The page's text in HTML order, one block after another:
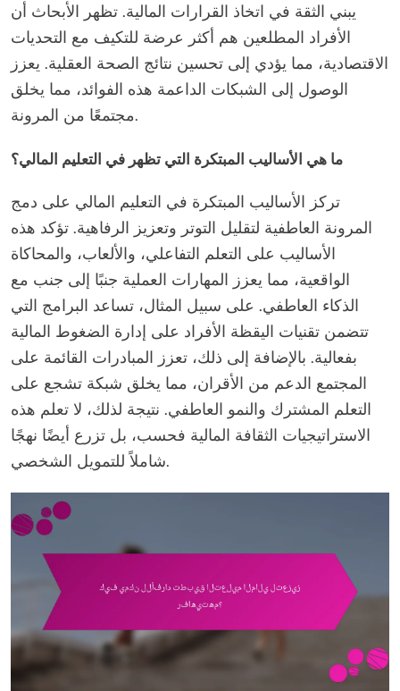
يبني الثقة في اتخاذ القرارات المالية. تظهر الأبحاث أن
الأفراد المطلعين هم أكثر عرضة للتكيف مع التحديات
الاقتصادية، مما يؤدي إلى تحسين نتائج الصحة العقلية. يعزز
الوصول إلى الشبكات الداعمة هذه الفوائد، مما يخلق
مجتمعًا من المرونة.
ما هي الأساليب المبتكرة التي تظهر في التعليم المالي؟
تركز الأساليب المبتكرة في التعليم المالي على دمج
المرونة العاطفية لتقليل التوتر وتعزيز الرفاهية. تؤكد هذه
الأساليب على التعلم التفاعلي، والألعاب، والمحاكاة
الواقعية، مما يعزز المهارات العملية جنبًا إلى جنب مع
الذكاء العاطفي. على سبيل المثال، تساعد البرامج التي
تتضمن تقنيات اليقظة الأفراد على إدارة الضغوط المالية
بفعالية. بالإضافة إلى ذلك، تعزز المبادرات القائمة على
المجتمع الدعم من الأقران، مما يخلق شبكة تشجع على
التعلم المشترك والنمو العاطفي. نتيجة لذلك، لا تعلم هذه
الاستراتيجيات الثقافة المالية فحسب، بل تزرع أيضًا نهجًا
شاملاً للتمويل الشخصي.